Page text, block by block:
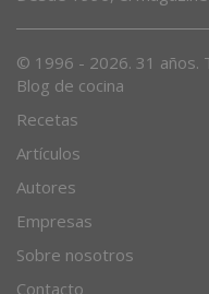
© 1996 - 2026. 31 años.
Blog de cocina
Recetas
Artículos
Autores
Empresas
Sobre nosotros
Contacto